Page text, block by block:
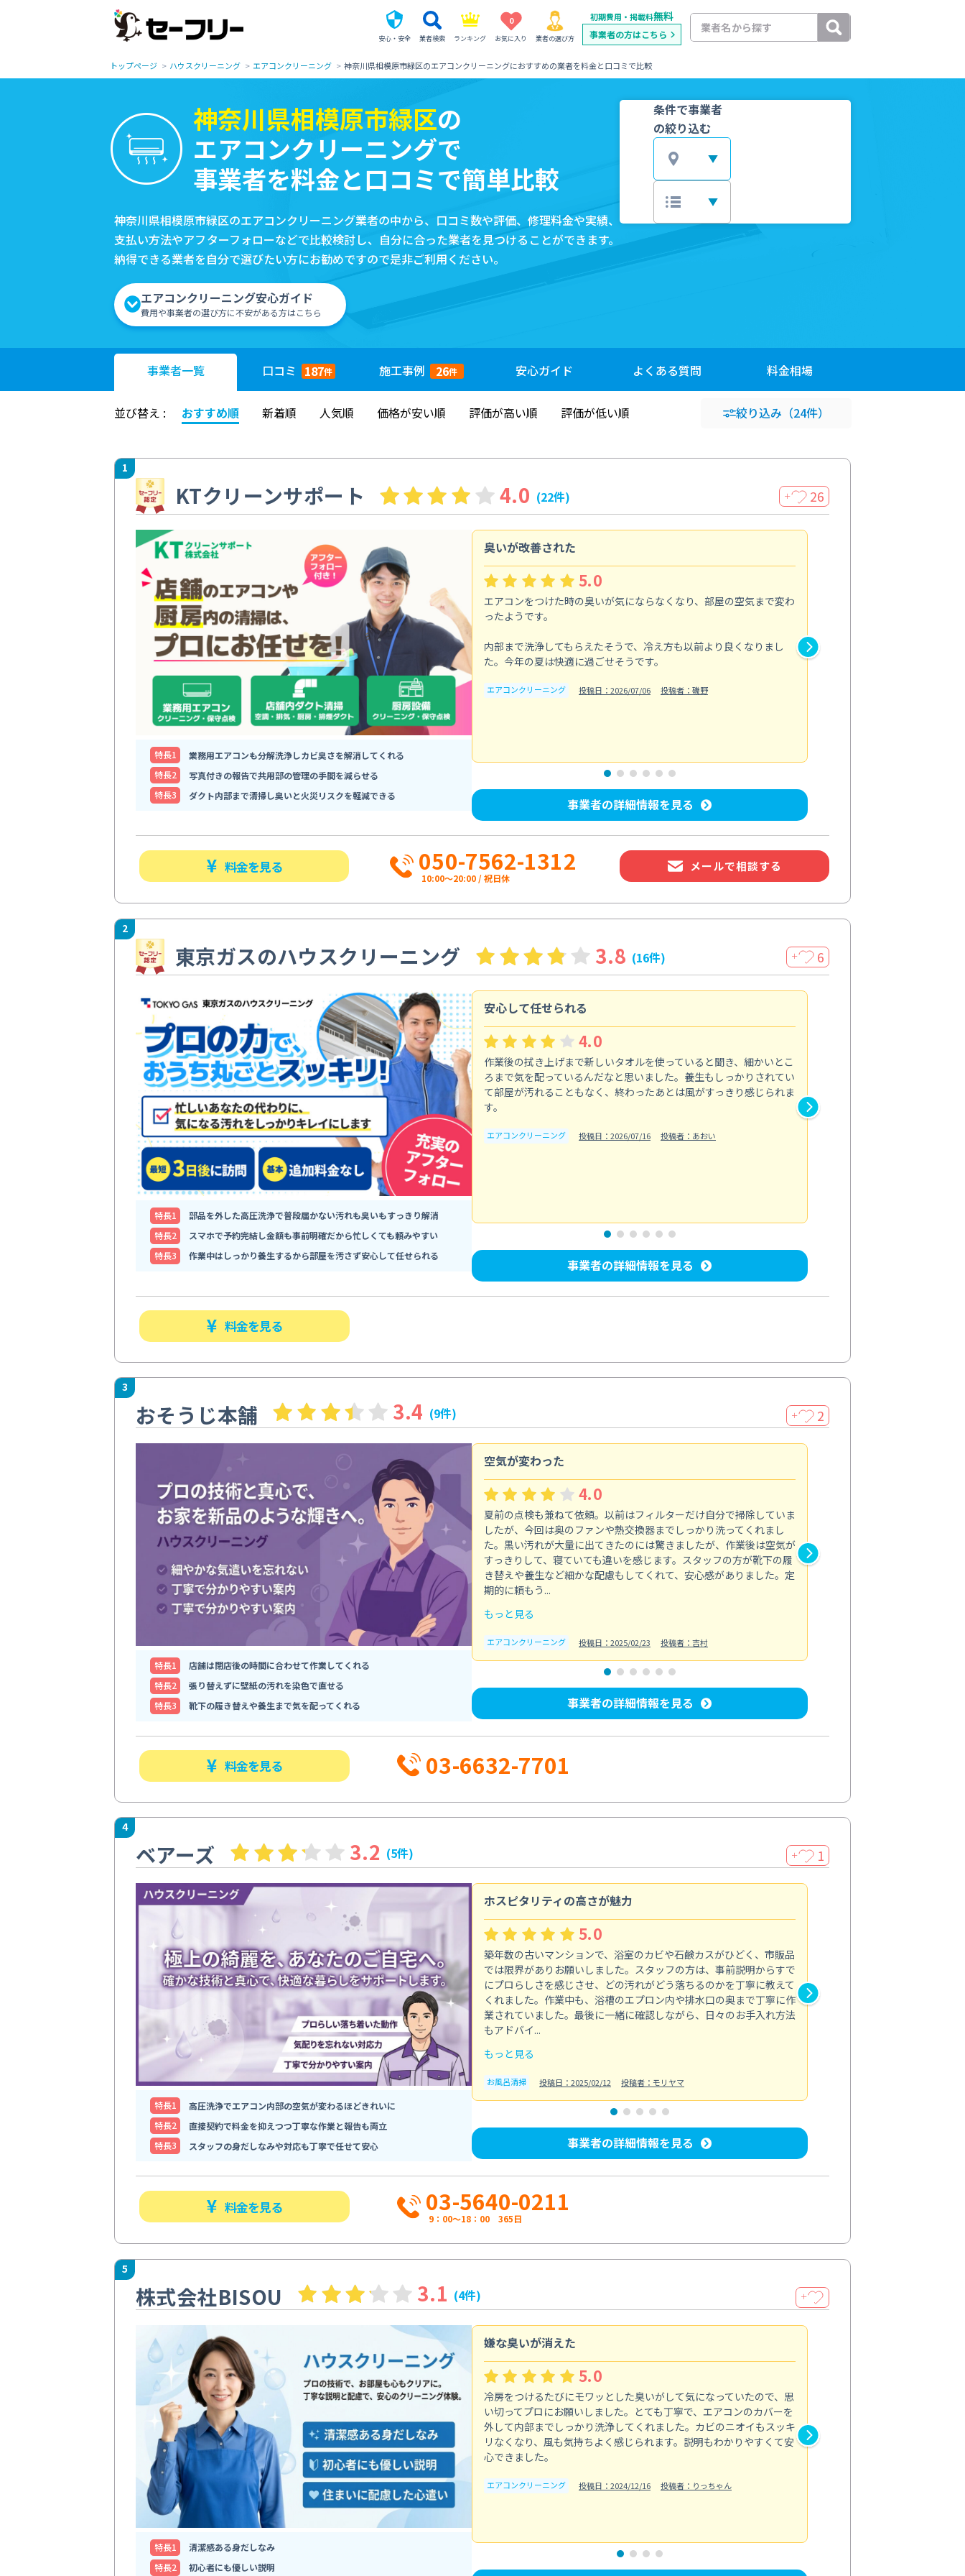
安心・安全 業者検索 ランキング
0
お気に入り 業者の選び方
初期費用・掲載料無料
事業者の方はこちら
トップページ ハウスクリーニング エアコンクリーニング 神奈川県相模原市緑区のエアコンクリーニングにおすすめの業者を料金と口コミで比較
神奈川県相模原市緑区の
エアコンクリーニングで
事業者を料金と口コミで簡単比較
神奈川県相模原市緑区のエアコンクリーニング業者の中から、口コミ数や評価、修理料金や実績、
支払い方法やアフターフォローなどで比較検討し、自分に合った業者を見つけることができます。
納得できる業者を自分で選びたい方にお勧めですので是非ご利用ください。
エアコンクリーニング安心ガイド
費用や事業者の選び方に不安がある方はこちら
条件で事業者
の絞り込む
事業者一覧 口コミ 187件 施工事例 26件 安心ガイド よくある質問 料金相場
並び替え : おすすめ順 新着順 人気順 価格が安い順 評価が高い順 評価が低い順 絞り込み （24件）
1
KTクリーンサポート 4.0 (22件) ＋ 26
特⻑1
業務用エアコンも分解洗浄しカビ臭さを解消してくれる
特⻑2
写真付きの報告で共用部の管理の手間を減らせる
特⻑3
ダクト内部まで清掃し臭いと火災リスクを軽減できる
臭いが改善された
5.0
エアコンをつけた時の臭いが気にならなくなり、部屋の空気まで変わ
ったようです。
内部まで洗浄してもらえたそうで、冷え方も以前より良くなりまし
た。今年の夏は快適に過ごせそうです。
エアコンクリーニング 投稿日：2026/07/06 投稿者：磯野
事業者の詳細情報を見る
料金を見る 050-7562-1312
10:00〜20:00 / 祝日休
メールで相談する
2
東京ガスのハウスクリーニング 3.8 (16件) ＋ 6
特⻑1
部品を外した高圧洗浄で普段届かない汚れも臭いもすっきり解消
特⻑2
スマホで予約完結し金額も事前明確だから忙しくても頼みやすい
特⻑3
作業中はしっかり養生するから部屋を汚さず安心して任せられる
安心して任せられる
4.0
作業後の拭き上げまで新しいタオルを使っていると聞き、細かいとこ
ろまで気を配っているんだなと思いました。養生もしっかりされてい
て部屋が汚れることもなく、終わったあとは風がすっきり感じられま
す。
エアコンクリーニング 投稿日：2026/07/16 投稿者：あおい
事業者の詳細情報を見る
料金を見る
3
おそうじ本舗 3.4 (9件) ＋ 2
特⻑1
店舗は閉店後の時間に合わせて作業してくれる
特⻑2
張り替えずに壁紙の汚れを染色で直せる
特⻑3
靴下の履き替えや養生まで気を配ってくれる
空気が変わった
4.0
夏前の点検も兼ねて依頼。以前はフィルターだけ自分で掃除していま
したが、今回は奥のファンや熱交換器までしっかり洗ってくれまし
た。黒い汚れが大量に出てきたのには驚きましたが、作業後は空気が
すっきりして、寝ていても違いを感じます。スタッフの方が靴下の履
き替えや養生など細かな配慮もしてくれて、安心感がありました。定
期的に頼もう...
もっと見る
エアコンクリーニング 投稿日：2025/02/23 投稿者：吉村
事業者の詳細情報を見る
料金を見る 03-6632-7701
4
ベアーズ 3.2 (5件) ＋ 1
特⻑1
高圧洗浄でエアコン内部の空気が変わるほどきれいに
特⻑2
直接契約で料金を抑えつつ丁寧な作業と報告も両立
特⻑3
スタッフの身だしなみや対応も丁寧で任せて安心
ホスピタリティの高さが魅力
5.0
築年数の古いマンションで、浴室のカビや石鹸カスがひどく、市販品
では限界がありお願いしました。スタッフの方は、事前説明からすで
にプロらしさを感じさせ、どの汚れがどう落ちるのかを丁寧に教えて
くれました。作業中も、浴槽のエプロン内や排水口の奥まで丁寧に作
業されていました。最後に一緒に確認しながら、日々のお手入れ方法
もアドバイ...
もっと見る
お風呂清掃 投稿日：2025/02/12 投稿者：モリヤマ
事業者の詳細情報を見る
料金を見る 03-5640-0211
9：00～18：00 365日
5
株式会社BISOU 3.1 (4件) ＋
特⻑1
清潔感ある身だしなみ
特⻑2
初心者にも優しい説明
嫌な臭いが消えた
5.0
冷房をつけるたびにモワッとした臭いがして気になっていたので、思
い切ってプロにお願いしました。とても丁寧で、エアコンのカバーを
外して内部までしっかり洗浄してくれました。カビのニオイもスッキ
リなくなり、風も気持ちよく感じられます。説明もわかりやすくて安
心できました。
エアコンクリーニング 投稿日：2024/12/16 投稿者：りっちゃん